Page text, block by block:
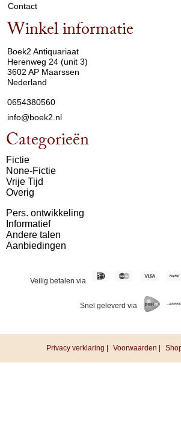
Contact
Winkel informatie
Boek2 Antiquariaat
Herenweg 24 (unit 3)
3602 AP Maarssen
Nederland
0654380560
info@boek2.nl
Categorieën
Fictie
None-Fictie
Vrije Tijd
Overig
Pers. ontwikkeling
Informatief
Andere talen
Aanbiedingen
Veilig betalen via
Snel geleverd via
Privacy verklaring | Voorwaarden |